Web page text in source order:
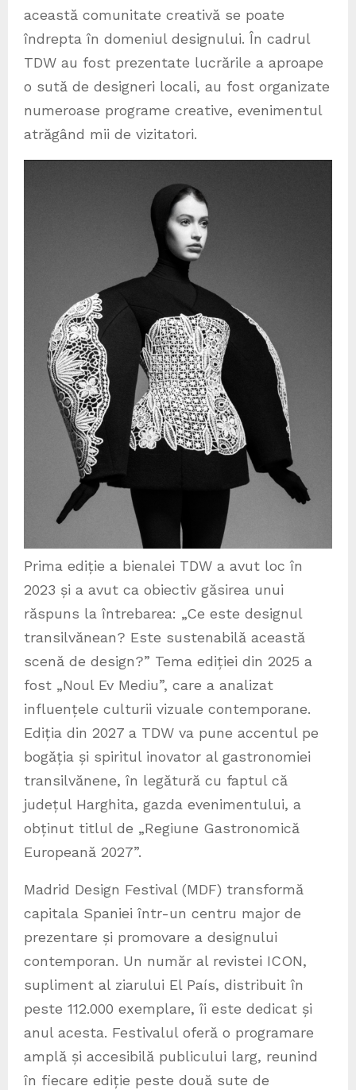
această comunitate creativă se poate
îndrepta în domeniul designului. În cadrul
TDW au fost prezentate lucrările a aproape
o sută de designeri locali, au fost organizate
numeroase programe creative, evenimentul
atrăgând mii de vizitatori.
Prima ediție a bienalei TDW a avut loc în
2023 și a avut ca obiectiv găsirea unui
răspuns la întrebarea: „Ce este designul
transilvănean? Este sustenabilă această
scenă de design?” Tema ediției din 2025 a
fost „Noul Ev Mediu”, care a analizat
influențele culturii vizuale contemporane.
Ediția din 2027 a TDW va pune accentul pe
bogăția și spiritul inovator al gastronomiei
transilvănene, în legătură cu faptul că
județul Harghita, gazda evenimentului, a
obținut titlul de „Regiune Gastronomică
Europeană 2027”.
Madrid Design Festival (MDF) transformă
capitala Spaniei într-un centru major de
prezentare și promovare a designului
contemporan. Un număr al revistei ICON,
supliment al ziarului El País, distribuit în
peste 112.000 exemplare, îi este dedicat și
anul acesta. Festivalul oferă o programare
amplă și accesibilă publicului larg, reunind
în fiecare ediție peste două sute de